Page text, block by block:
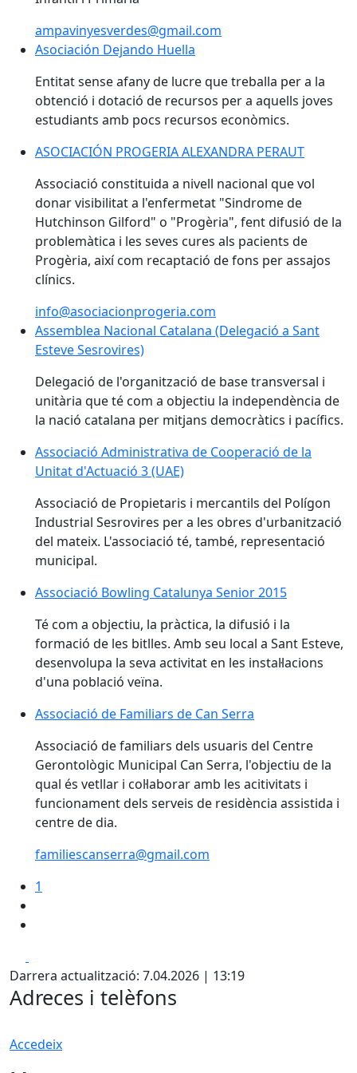
ampavinyesverdes@gmail.com
Asociación Dejando Huella
Entitat sense afany de lucre que treballa per a la
obtenció i dotació de recursos per a aquells joves
estudiants amb pocs recursos econòmics.
ASOCIACIÓN PROGERIA ALEXANDRA PERAUT
ASOCIACIÓN PROGERIA ALEXANDRA PERAUT
Associació constituida a nivell nacional que vol
donar visibilitat a l'enfermetat "Sindrome de
Hutchinson Gilford" o "Progèria", fent difusió de la
problemàtica i les seves cures als pacients de
Progèria, així com recaptació de fons per assajos
clínics.
info@asociacionprogeria.com
Assemblea Nacional Catalana (Delegació a Sant
Esteve Sesrovires)
Delegació de l'organització de base transversal i
unitària que té com a objectiu la independència de
la nació catalana per mitjans democràtics i pacífics.
Associació Administrativa de Cooperació de la
Unitat d'Actuació 3 (UAE)
Associació de Propietaris i mercantils del Polígon
Industrial Sesrovires per a les obres d'urbanització
del mateix. L'associació té, també, representació
municipal.
Associació Bowling Catalunya Senior 2015
Té com a objectiu, la pràctica, la difusió i la
formació de les bitlles. Amb seu local a Sant Esteve,
desenvolupa la seva activitat en les instal·lacions
d'una població veïna.
Associació de Familiars de Can Serra
Associació de familiars dels usuaris del Centre
Gerontològic Municipal Can Serra, l'objectiu de la
qual és vetllar i col·laborar amb les acitivitats i
funcionament dels serveis de residència assistida i
centre de dia.
familiescanserra@gmail.com
1
Darrera actualització: 7.04.2026 | 13:19
Adreces i telèfons
Accedeix